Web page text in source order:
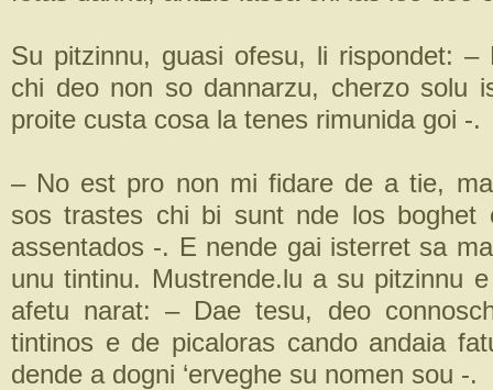
Su pitzinnu, guasi ofesu, li rispondet: –
chi deo non so dannarzu, cherzo solu
proite custa cosa la tenes rimunida goi -.
– No est pro non mi fidare de a tie,
sos trastes chi bi sunt nde los boghet
assentados -. E nende gai isterret sa
unu tintinu. Mustrende.lu a su pitzinnu
afetu narat: – Dae tesu, deo
tintinos e de picaloras cando andaia
dende a dogni ‘erveghe su nomen sou -.